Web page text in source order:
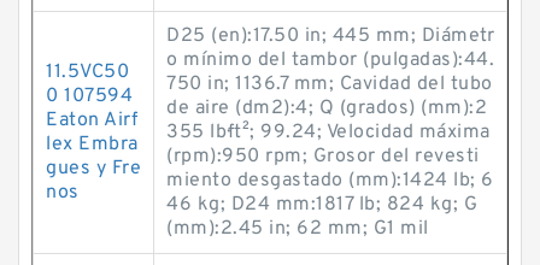
11.5VC50
0 107594
Eaton Airf
lex Embra
gues y Fre
nos
D25 (en):17.50 in; 445 mm; Diámetr
o mínimo del tambor (pulgadas):44.
750 in; 1136.7 mm; Cavidad del tubo
de aire (dm2):4; Q (grados) (mm):2
355 lb·ft²; 99.24; Velocidad máxima
(rpm):950 rpm; Grosor del revesti
miento desgastado (mm):1424 lb; 6
46 kg; D24 mm:1817 lb; 824 kg; G
(mm):2.45 in; 62 mm; G1 mil